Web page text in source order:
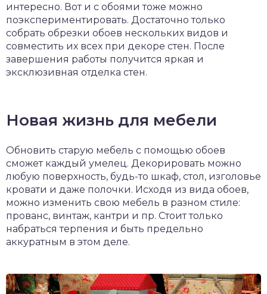
интересно. Вот и с обоями тоже можно
поэкспериментировать. Достаточно только
собрать обрезки обоев нескольких видов и
совместить их всех при декоре стен. После
завершения работы получится яркая и
эксклюзивная отделка стен.
Новая жизнь для мебели
Обновить старую мебель с помощью обоев
сможет каждый умелец. Декорировать можно
любую поверхность, будь-то шкаф, стол, изголовье
кровати и даже полочки. Исходя из вида обоев,
можно изменить свою мебель в разном стиле:
прованс, винтаж, кантри и пр. Стоит только
набраться терпения и быть предельно
аккуратным в этом деле.